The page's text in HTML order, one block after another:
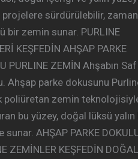
sürdürülebilir,
bir zemin sunar. PURLINE
KEŞFEDİN AHŞAP PARKE
PURLINE ZEMİN Ahşabın Saf
Ahşap parke dokusunu
poliüretan zemin
bu yüzey, doğal lüksü yalın
sunar. AHŞAP PARKE
ZEMİNLER KEŞFEDİN DOĞAL